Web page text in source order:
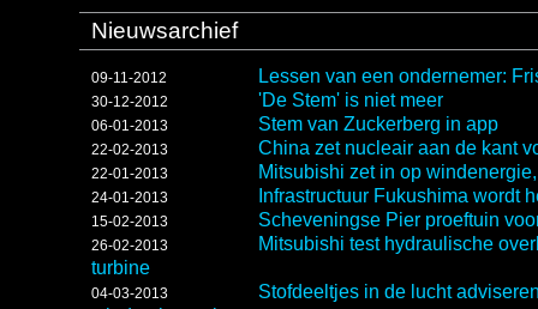
Nieuwsarchief
09-11-2012 Lessen van een ondernemer:
30-12-2012 'De Stem' is niet meer
06-01-2013 Stem van Zuckerberg in app
22-02-2013 China zet nucleair aan de kant
22-01-2013 Mitsubishi zet in op
24-01-2013 Infrastructuur Fukushima wordt
15-02-2013 Scheveningse Pier proeftuin
26-02-2013
Mitsubishi test hydraulische
turbine
04-03-2013
Stofdeeltjes in de lucht